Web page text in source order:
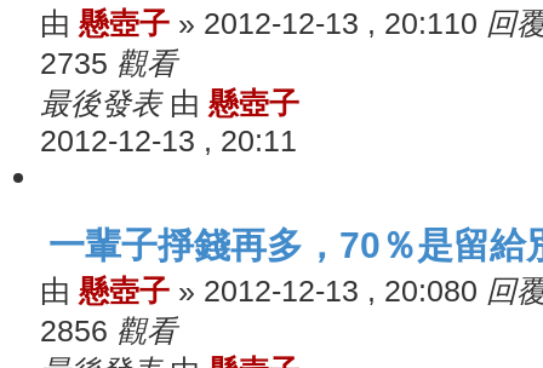
由 懸壺子 » 2012-12-13 , 20:11 0 回
2735 觀看
最後發表 由 懸壺子
2012-12-13 , 20:11
一輩子掙錢再多，70％是留給
由 懸壺子 » 2012-12-13 , 20:080 回
2856 觀看